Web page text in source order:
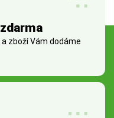
a zboží Vám dodáme